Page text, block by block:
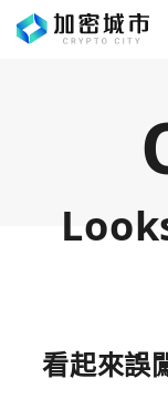
看起來誤